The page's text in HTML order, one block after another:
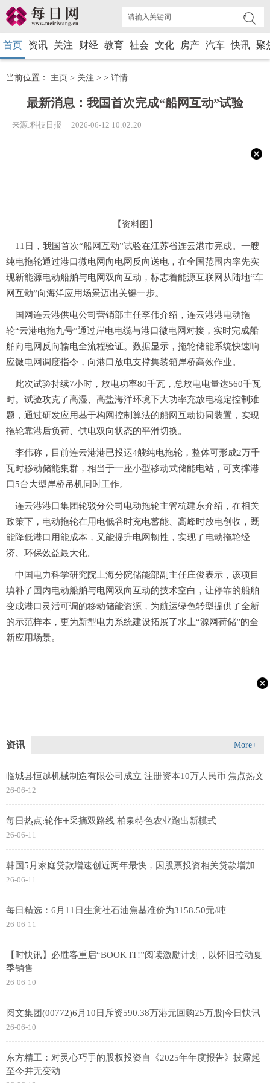
首页 资讯 关注 财经 教育 社会 文化 房产 汽车 快讯 聚
当前位置： 主页 > 关注 > > 详情
最新消息：我国首次完成“船网互动”试验
来源:科技日报 2026-06-12 10:02:20
【资料图】
11日，我国首次“船网互动”试验在江苏省连云港市完成。一艘
纯电拖轮通过港口微电网向电网反向送电，在全国范围内率先实
现新能源电动船舶与电网双向互动，标志着能源互联网从陆地“车
网互动”向海洋应用场景迈出关键一步。
国网连云港供电公司营销部主任李伟介绍，连云港港电动拖
轮“云港电拖九号”通过岸电电缆与港口微电网对接，实时完成船
舶向电网反向输电全流程验证。数据显示，拖轮储能系统快速响
应微电网调度指令，向港口放电支撑集装箱岸桥高效作业。
此次试验持续7小时，放电功率80千瓦，总放电电量达560千瓦
时。试验攻克了高湿、高盐海洋环境下大功率充放电稳定控制难
题，通过研发应用基于构网控制算法的船网互动协同装置，实现
拖轮靠港后负荷、供电双向状态的平滑切换。
李伟称，目前连云港港已投运4艘纯电拖轮，整体可形成2万千
瓦时移动储能集群，相当于一座小型移动式储能电站，可支撑港
口5台大型岸桥吊机同时工作。
连云港港口集团轮驳分公司电动拖轮主管杭建东介绍，在相关
政策下，电动拖轮在用电低谷时充电蓄能、高峰时放电创收，既
能降低港口用能成本，又能提升电网韧性，实现了电动拖轮经
济、环保效益最大化。
中国电力科学研究院上海分院储能部副主任庄俊表示，该项目
填补了国内电动船舶与电网双向互动的技术空白，让停靠的船舶
变成港口灵活可调的移动储能资源，为航运绿色转型提供了全新
的示范样本，更为新型电力系统建设拓展了水上“源网荷储”的全
新应用场景。
资讯 More+
临城县恒越机械制造有限公司成立 注册资本10万人民币|焦点热文
26-06-12
每日热点:轮作➕采摘双路线 柏泉特色农业跑出新模式
26-06-11
韩国5月家庭贷款增速创近两年最快，因股票投资相关贷款增加
26-06-11
每日精选：6月11日生意社石油焦基准价为3158.50元/吨
26-06-11
【时快讯】必胜客重启“BOOK IT!”阅读激励计划，以怀旧拉动夏
季销售
26-06-10
阅文集团(00772)6月10日斥资590.38万港元回购25万股|今日快讯
26-06-10
东方精工：对灵心巧手的股权投资自《2025年年度报告》披露起
至今并无变动